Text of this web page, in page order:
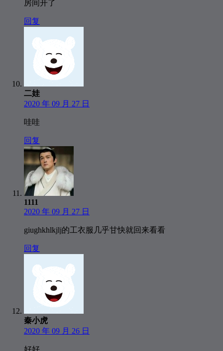
房间开了
回复
二娃
2020 年 09 月 27 日
哇哇
回复
1111
2020 年 09 月 27 日
giughkhlkjlj的工衣服几乎甘快就回来看看
回复
秦小虎
2020 年 09 月 26 日